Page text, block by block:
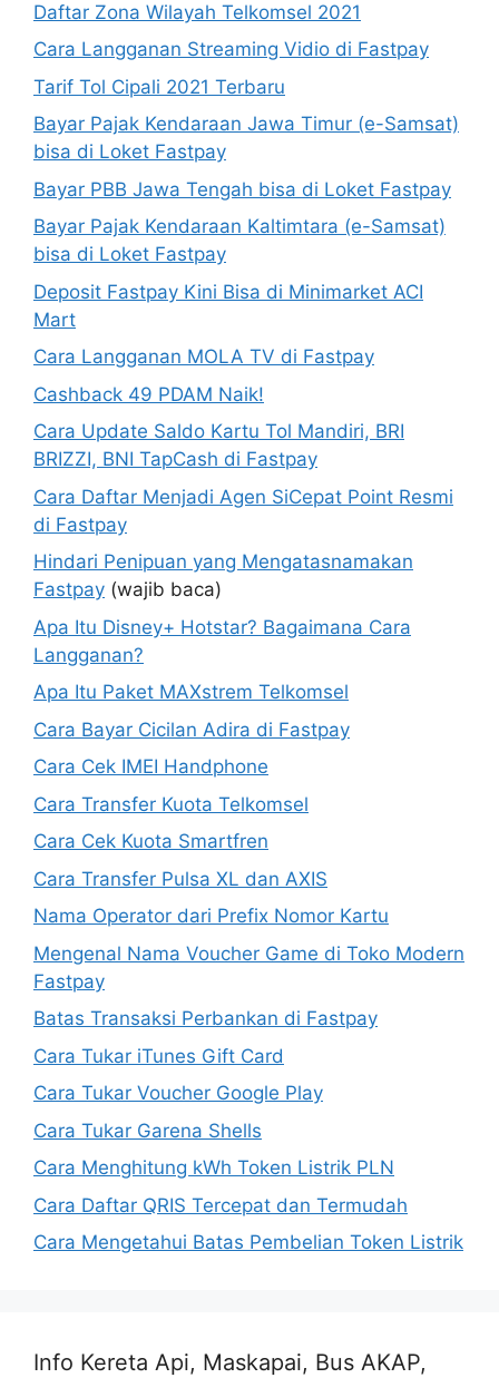
Daftar Zona Wilayah Telkomsel 2021
Cara Langganan Streaming Vidio di Fastpay
Tarif Tol Cipali 2021 Terbaru
Bayar Pajak Kendaraan Jawa Timur (e-Samsat)
bisa di Loket Fastpay
Bayar PBB Jawa Tengah bisa di Loket Fastpay
Bayar Pajak Kendaraan Kaltimtara (e-Samsat)
bisa di Loket Fastpay
Deposit Fastpay Kini Bisa di Minimarket ACI
Mart
Cara Langganan MOLA TV di Fastpay
Cashback 49 PDAM Naik!
Cara Update Saldo Kartu Tol Mandiri, BRI
BRIZZI, BNI TapCash di Fastpay
Cara Daftar Menjadi Agen SiCepat Point Resmi
di Fastpay
Hindari Penipuan yang Mengatasnamakan
Fastpay (wajib baca)
Apa Itu Disney+ Hotstar? Bagaimana Cara
Langganan?
Apa Itu Paket MAXstrem Telkomsel
Cara Bayar Cicilan Adira di Fastpay
Cara Cek IMEI Handphone
Cara Transfer Kuota Telkomsel
Cara Cek Kuota Smartfren
Cara Transfer Pulsa XL dan AXIS
Nama Operator dari Prefix Nomor Kartu
Mengenal Nama Voucher Game di Toko Modern
Fastpay
Batas Transaksi Perbankan di Fastpay
Cara Tukar iTunes Gift Card
Cara Tukar Voucher Google Play
Cara Tukar Garena Shells
Cara Menghitung kWh Token Listrik PLN
Cara Daftar QRIS Tercepat dan Termudah
Cara Mengetahui Batas Pembelian Token Listrik
Info Kereta Api, Maskapai, Bus AKAP,